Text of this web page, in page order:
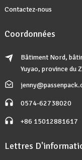
Contactez-nous
Coordonnées
Bâtiment Nord,
Yuyao, province du
0574-62738020
+86 15012881617
Lettres